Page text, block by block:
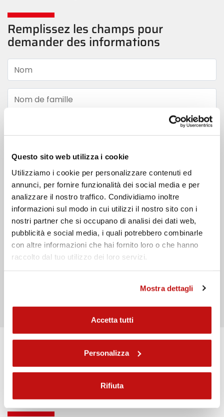
Questo sito web utilizza i cookie
Utilizziamo i cookie per personalizzare contenuti ed
annunci, per fornire funzionalità dei social media e per
analizzare il nostro traffico. Condividiamo inoltre
informazioni sul modo in cui utilizzi il nostro sito con i
nostri partner che si occupano di analisi dei dati web,
pubblicità e social media, i quali potrebbero combinarle
con altre informazioni che hai fornito loro o che hanno
raccolto dal tuo utilizzo dei loro servizi.
Mostra dettagli
Accetta tutti
Personalizza
Rifiuta
Remplissez les champs pour
demander des informations
Nom
Nom de famille
Téléphone
Message
Haut de page Avant